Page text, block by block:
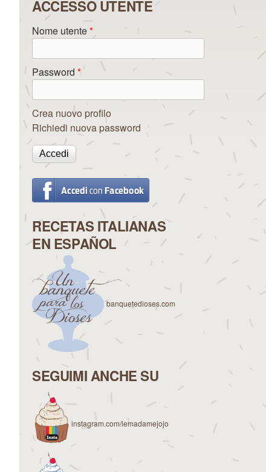
ACCESSO UTENTE
Nome utente*
Password *
Crea nuovo profilo
Richiedi nuova password
RECETAS ITALIANAS
EN ESPAÑOL
banquetedioses.com
SEGUIMI ANCHE SU
instagram.com/lemadamejojo